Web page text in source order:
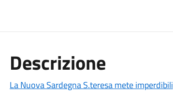
Descrizione
La Nuova Sardegna S.teresa mete imperdibili